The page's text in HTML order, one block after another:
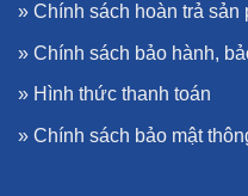
» Chính sách hoàn trả sản
» Chính sách bảo hành,
» Hình thức thanh toán
» Chính sách bảo mật